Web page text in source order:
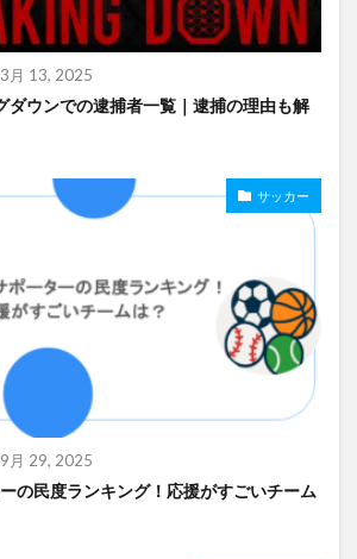
3月 13, 2025
ダウンでの逮捕者一覧｜逮捕の理由も解
サッカー
9月 29, 2025
の民度ランキング！応援がすごいチーム